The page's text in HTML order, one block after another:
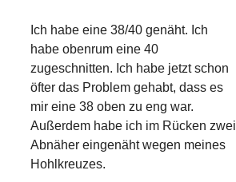
Ich habe eine 38/40 genäht. Ich
habe obenrum eine 40
zugeschnitten. Ich habe jetzt schon
öfter das Problem gehabt, dass es
mir eine 38 oben zu eng war.
Außerdem habe ich im Rücken zwei
Abnäher eingenäht wegen meines
Hohlkreuzes.